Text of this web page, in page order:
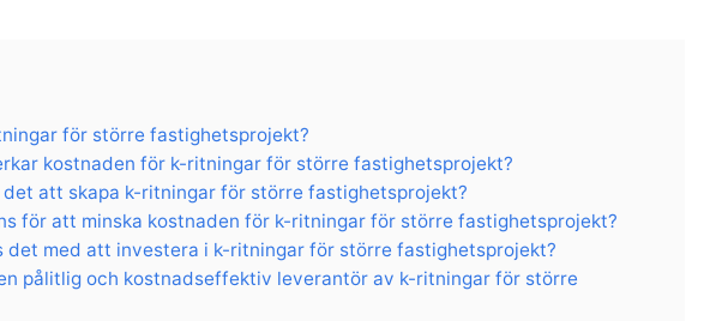
för större fastighetsprojekt?
kostnaden för k-ritningar för större fastighetsprojekt?
att skapa k-ritningar för större fastighetsprojekt?
för att minska kostnaden för k-ritningar för större fastighetsprojekt?
det med att investera i k-ritningar för större fastighetsprojekt?
pålitlig och kostnadseffektiv leverantör av k-ritningar för större